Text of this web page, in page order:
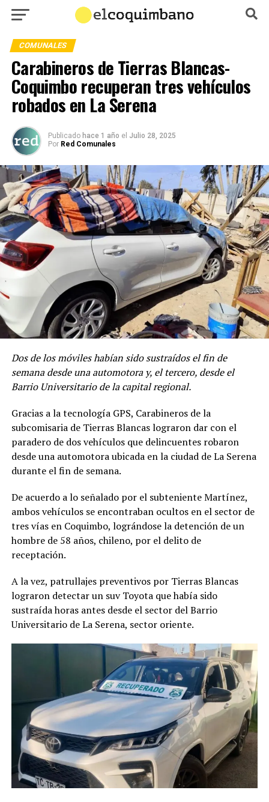
COMUNALES
Carabineros de Tierras Blancas-
Coquimbo recuperan tres vehículos
robados en La Serena
Publicado hace 1 año el Julio 28, 2025
Por Red Comunales
Dos de los móviles habían sido sustraídos el fin de
semana desde una automotora y, el tercero, desde el
Barrio Universitario de la capital regional.
Gracias a la tecnología GPS, Carabineros de la
subcomisaria de Tierras Blancas lograron dar con el
paradero de dos vehículos que delincuentes robaron
desde una automotora ubicada en la ciudad de La Serena
durante el fin de semana.
De acuerdo a lo señalado por el subteniente Martínez,
ambos vehículos se encontraban ocultos en el sector de
tres vías en Coquimbo, lográndose la detención de un
hombre de 58 años, chileno, por el delito de
receptación.
A la vez, patrullajes preventivos por Tierras Blancas
lograron detectar un suv Toyota que había sido
sustraída horas antes desde el sector del Barrio
Universitario de La Serena, sector oriente.